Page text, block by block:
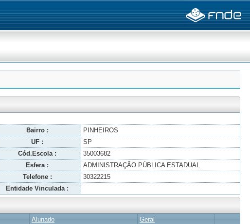
Bairro :
PINHEIROS
UF :
SP
Cód.Escola :
35003682
Esfera :
ADMINISTRAÇÃO PÚBLICA ESTADUAL
Telefone :
30322215
Entidade Vinculada :
Alunado Geral